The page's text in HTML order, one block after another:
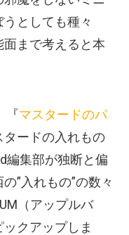
としても種々
まで考えると本
『マスタードのパ
タードの入れもの
編集部が独断と偏
”入れもの”の数々
（アップルバ
クアップしま